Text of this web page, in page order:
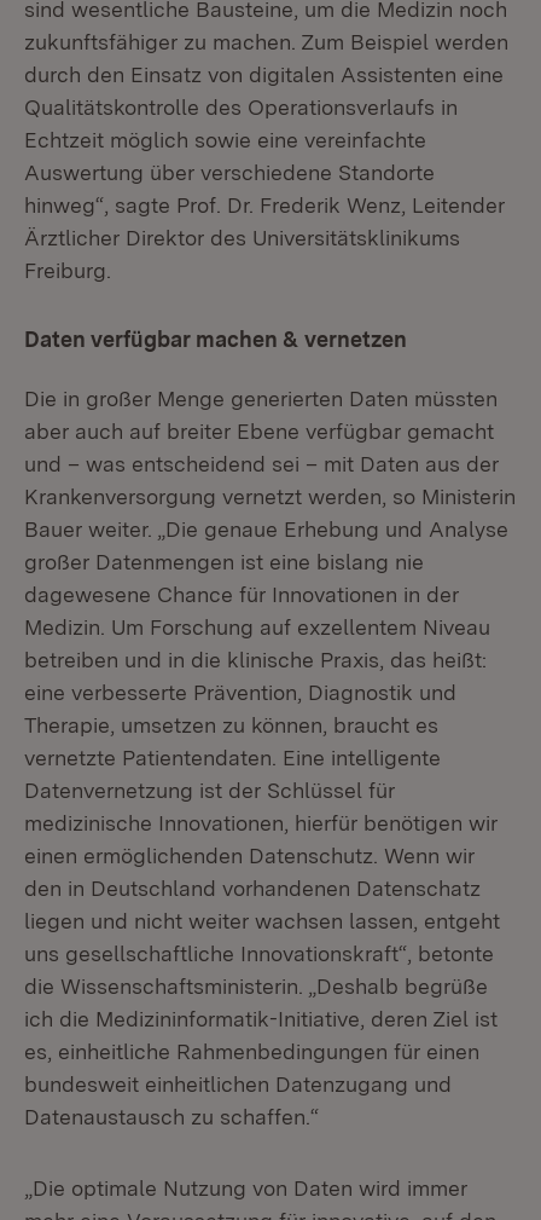
sind wesentliche Bausteine, um die Medizin noch
zukunfts­fähiger zu machen. Zum Beispiel werden
durch den Einsatz von digitalen Assis­tenten eine
Qualitätskontrolle des Operationsverlaufs in
Echtzeit möglich sowie eine vereinfachte
Auswertung über verschiedene Standorte
hinweg“, sagte Prof. Dr. Frederik Wenz, Leitender
Ärztlicher Direktor des Universitätsklinikums
Freiburg.
Daten verfügbar machen & vernetzen
Die in großer Menge generierten Daten müssten
aber auch auf breiter Ebene verfügbar gemacht
und – was entscheidend sei – mit Daten aus der
Kranken­versorgung vernetzt werden, so Ministerin
Bauer weiter. „Die genaue Erhebung und Analyse
großer Datenmengen ist eine bislang nie
dagewesene Chance für Innovationen in der
Medizin. Um Forschung auf exzellentem Niveau
betreiben und in die klinische Praxis, das heißt:
eine verbesserte Prävention, Diagnostik und
Therapie, umsetzen zu können, braucht es
vernetzte Patientendaten. Eine intelligente
Datenvernetzung ist der Schlüssel für
medizinische Innovationen, hierfür benötigen wir
einen ermöglichenden Datenschutz. Wenn wir
den in Deutschland vor­handenen Datenschatz
liegen und nicht weiter wachsen lassen, entgeht
uns gesell­schaftliche Innovations­kraft“, betonte
die Wissenschafts­ministerin. „Deshalb begrüße
ich die Medizininformatik-Initiative, deren Ziel ist
es, einheitliche Rahmenbedingungen für einen
bundesweit einheitlichen Daten­zugang und
Datenaustausch zu schaffen.“
„Die optimale Nutzung von Daten wird immer